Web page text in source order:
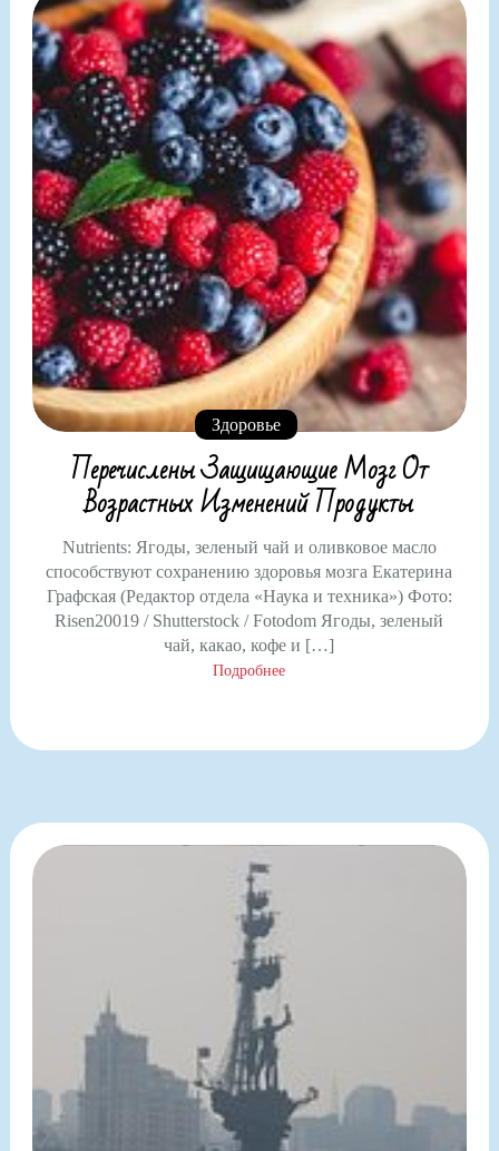
Здоровье
Перечислены Защищающие Мозг От
Возрастных Изменений Продукты
Nutrients: Ягоды, зеленый чай и оливковое масло
способствуют сохранению здоровья мозга Екатерина
Графская (Редактор отдела «Наука и техника») Фото:
Risen20019 / Shutterstock / Fotodom Ягоды, зеленый
чай, какао, кофе и […]
Подробнее